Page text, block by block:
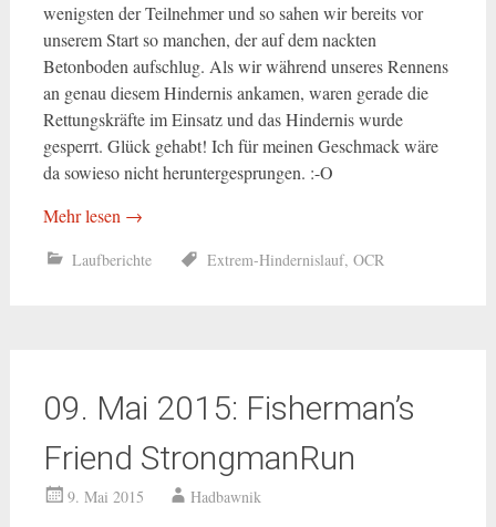
wenigsten der Teilnehmer und so sahen wir bereits vor
unserem Start so manchen, der auf dem nackten
Betonboden aufschlug. Als wir während unseres Rennens
an genau diesem Hindernis ankamen, waren gerade die
Rettungskräfte im Einsatz und das Hindernis wurde
gesperrt. Glück gehabt! Ich für meinen Geschmack wäre
da sowieso nicht heruntergesprungen. :-O
Mehr lesen →
Laufberichte Extrem-Hindernislauf, OCR
09. Mai 2015: Fisherman’s
Friend StrongmanRun
9. Mai 2015 Hadbawnik